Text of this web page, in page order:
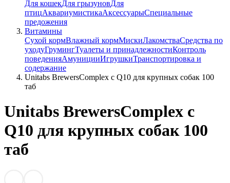
Для кошекДля грызуновДля
птицАквариумистикаАксессуарыСпециальные
предожения
Витамины
Сухой кормВлажный кормМискиЛакомстваСредства по
уходуГрумингТуалеты и принадлежностиКонтроль
поведенияАмуницииИгрушкиТранспортировка и
содержание
Unitabs BrewersComplex с Q10 для крупных собак 100
таб
Unitabs BrewersComplex с
Q10 для крупных собак 100
таб